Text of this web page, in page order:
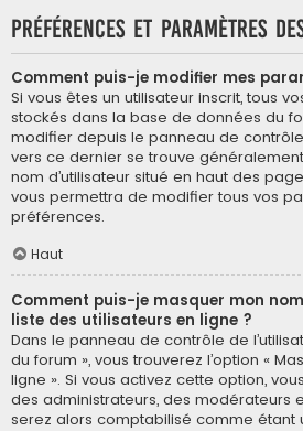
Préférences et paramètres
Comment puis-je modifier mes
Si vous êtes un utilisateur inscrit, tous
stockés dans la base de données du
modifier depuis le panneau de contrôle
vers ce dernier se trouve
nom d’utilisateur situé en haut des
vous permettra de modifier tous vos
préférences.
Haut
Comment puis-je masquer mon
liste des utilisateurs en ligne ?
Dans le panneau de contrôle de
du forum », vous trouverez l’option «
ligne ». Si vous activez cette option,
des administrateurs, des modérateurs
serez alors comptabilisé comme étant